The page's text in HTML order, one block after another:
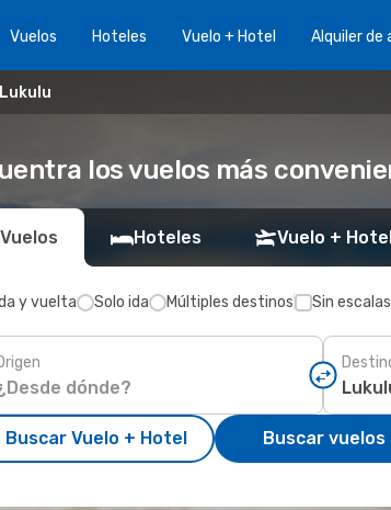
Vuelos Hoteles Vuelo + Hotel Alquiler de
Lukulu
los vuelos más
Vuelos Hoteles Vuelo +
y vuelta Solo ida Múltiples destinos Sin escalas
Buscar Vuelo + Hotel Buscar vuelos